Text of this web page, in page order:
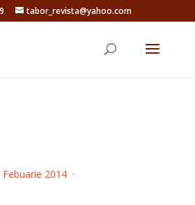
tabor_revista@yahoo.com
2014·